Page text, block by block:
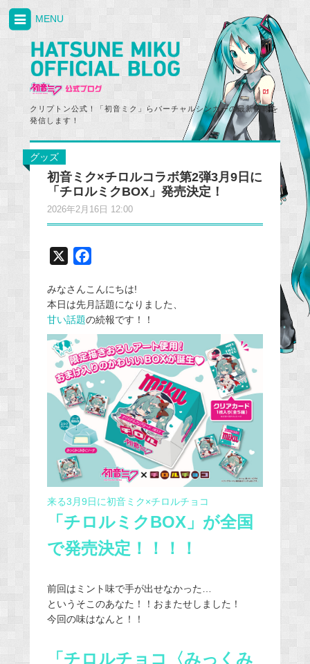
クリプトン公式！「初音ミク」らバーチャルシンガーの最新情報を
発信します！
MENU
グッズ
初音ミク×チロルコラボ第2弾3月9日に
「チロルミクBOX」発売決定！
2026年2月16日 12:00
c
e
b
o
o
k
みなさんこんにちは!
本日は先月話題になりました、
甘い話題の続報です！！
来る3月9日に初音ミク×チロルチョコ
「チロルミクBOX」が全国
で発売決定！！！！
前回はミント味で手が出せなかった…
というそこのあなた！！おまたせしました！
今回の味はなんと！！
「チロルチョコ〈みっくみ